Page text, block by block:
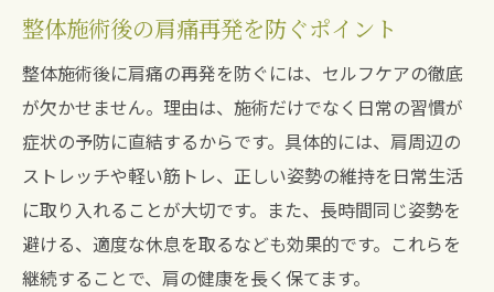
整体施術後の肩痛再発を防ぐポイント
整体施術後に肩痛の再発を防ぐには、セルフケアの徹底
が欠かせません。理由は、施術だけでなく日常の習慣が
症状の予防に直結するからです。具体的には、肩周辺の
ストレッチや軽い筋トレ、正しい姿勢の維持を日常生活
に取り入れることが大切です。また、長時間同じ姿勢を
避ける、適度な休息を取るなども効果的です。これらを
継続することで、肩の健康を長く保てます。